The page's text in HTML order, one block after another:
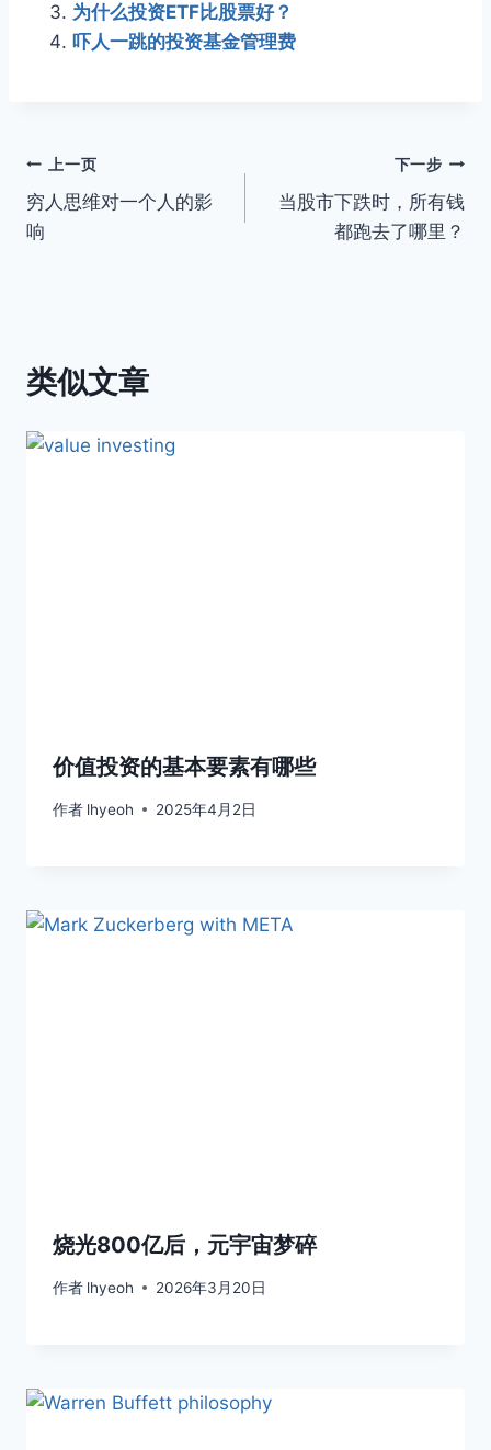
为什么投资ETF比股票好？
吓人一跳的投资基金管理费
文
章
上一页
穷人思维对一个人的影
响
下一步
当股市下跌时，所有钱
都跑去了哪里？
类似文章
价值投资的基本要素有哪些
作者 lhyeoh 2025年4月2日
烧光800亿后，元宇宙梦碎
作者 lhyeoh 2026年3月20日